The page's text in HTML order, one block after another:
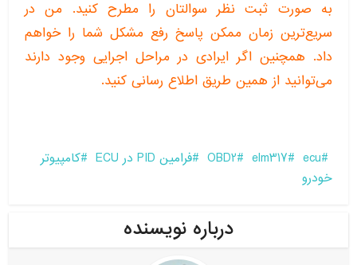
به صورت ثبت نظر سوالتان را مطرح کنید. من در
سریع‌ترین زمان ممکن پاسخ رفع مشکل شما را خواهم
داد. همچنین اگر ایرادی در مراحل اجرایی وجود دارند
می‌توانید از همین طریق اطلاع رسانی کنید.
ecu
elm317
OBD2 فرامین PID در ECU
کامپیوتر
خودرو
درباره نویسنده